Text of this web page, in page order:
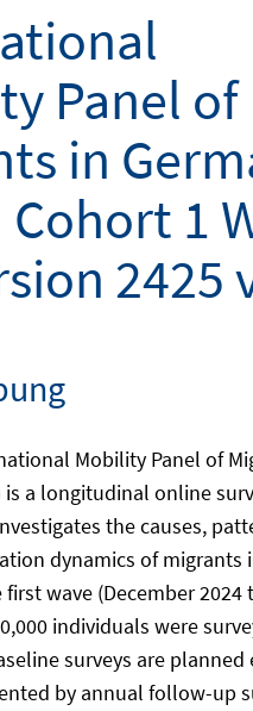
Panel of
in
Cohort 1
2425
Mobility Panel of
is a longitudinal online
the causes,
dynamics of migrants
first wave (December 2024
individuals were
surveys are planned
by annual follow-up